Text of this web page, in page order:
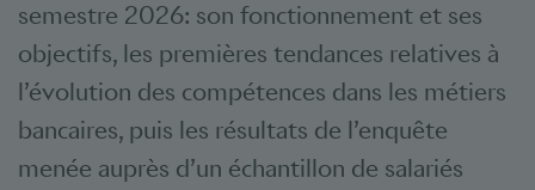
semestre 2026: son fonctionnement et ses
objectifs, les premières tendances relatives à
l’évolution des compétences dans les métiers
bancaires, puis les résultats de l’enquête
menée auprès d’un échantillon de salariés